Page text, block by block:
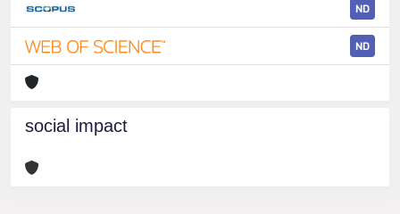
ND
ND
social impact